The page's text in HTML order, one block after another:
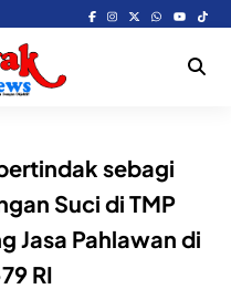
sebagi
Suci di TMP
Jasa Pahlawan di
RI